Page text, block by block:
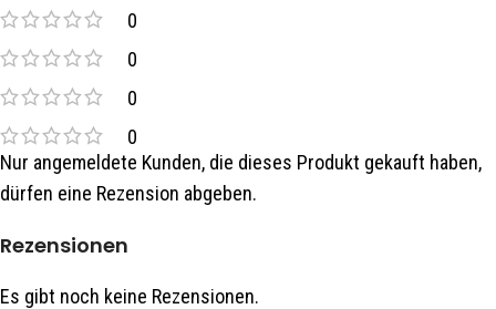
0
0
0
0
Rezensionen
Es gibt noch keine Rezensionen.
Nur angemeldete Kunden, die dieses Produkt gekauft haben,
dürfen eine Rezension abgeben.